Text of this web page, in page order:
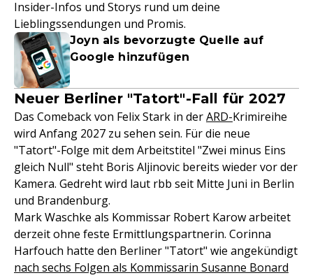
Insider-Infos und Storys rund um deine
Lieblingssendungen und Promis.
Joyn als bevorzugte Quelle auf
Google hinzufügen
Neuer Berliner "Tatort"-Fall für 2027
Das Comeback von Felix Stark in derARD-Krimireihe
wird Anfang 2027 zu sehen sein. Für die neue
"Tatort"-Folge mit dem Arbeitstitel "Zwei minus Eins
gleich Null" steht Boris Aljinovic bereits wieder vor der
Kamera. Gedreht wird laut rbb seit Mitte Juni in Berlin
und Brandenburg.
Mark Waschke als Kommissar Robert Karow arbeitet
derzeit ohne feste Ermittlungspartnerin. Corinna
Harfouch hatte den Berliner "Tatort" wie angekündigt
nach sechs Folgen als Kommissarin Susanne Bonard